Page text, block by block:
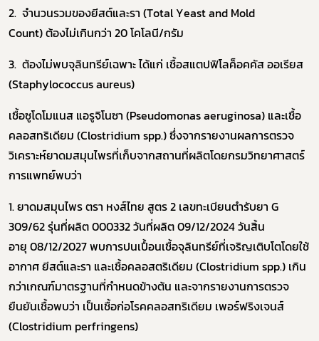
2. จำนวนรวมของยีสต์และรา (Total Yeast and Mold
Count)ต้องไม่เกินกว่า 20โคโลนี/กรัม
3. ต้องไม่พบจุลินทรีย์เฉพาะ ได้แก่ เชื้อสแตปฟิโลค็อคคัส ออเรียส
(Staphylococcus aureus)
เชื้อซูโดโมแนส แอรูจิโนซา (Pseudomonas aeruginosa) และเชื้อ
คลอสทริเดียม (Clostridium spp.) ซึ่งจากรายงานผลการตรวจ
วิเคราะห์ยาดมสมุนไพรที่เก็บจากสถานที่ผลิตโดยกรมวิทยาศาสตร์
การแพทย์พบว่า
1.ยาดมสมุนไพร ตรา หงส์ไทย สูตร2 เลขทะเบียนตำรับยา G
309/62รุ่นที่ผลิต000332วันที่ผลิต09/12/2024วันสิ้น
อายุ 08/12/2027พบการปนเปื้อนเชื้อจุลินทรีย์ที่เจริญเติบโตโดยใช้
อากาศ ยีสต์และรา และเชื้อคลอสตริเดียม (Clostridium spp.) เกิน
กว่าเกณฑ์มาตรฐานที่กำหนดข้างต้น และจากรายงานการตรวจ
ยืนยันเชื้อพบว่า เป็นเชื้อก่อโรคคลอสทริเดียม เพอร์ฟริงเจนส์
(Clostridium perfringens)